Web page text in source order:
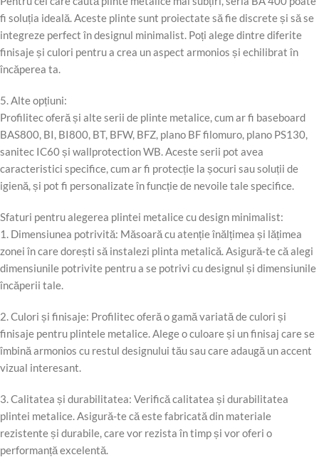
fi soluția ideală. Aceste plinte sunt proiectate să fie discrete și să se
integreze perfect în designul minimalist. Poți alege dintre diferite
finisaje și culori pentru a crea un aspect armonios și echilibrat în
încăperea ta.
5. Alte opțiuni:
Profilitec oferă și alte serii de plinte metalice, cum ar fi baseboard
BAS800, BI, BI800, BT, BFW, BFZ, plano BF filomuro, plano PS130,
sanitec IC60 și wallprotection WB. Aceste serii pot avea
caracteristici specifice, cum ar fi protecție la șocuri sau soluții de
igienă, și pot fi personalizate în funcție de nevoile tale specifice.
Sfaturi pentru alegerea plintei metalice cu design minimalist:
1. Dimensiunea potrivită: Măsoară cu atenție înălțimea și lățimea
zonei în care dorești să instalezi plinta metalică. Asigură-te că alegi
dimensiunile potrivite pentru a se potrivi cu designul și dimensiunile
încăperii tale.
2. Culori și finisaje: Profilitec oferă o gamă variată de culori și
finisaje pentru plintele metalice. Alege o culoare și un finisaj care se
îmbină armonios cu restul designului tău sau care adaugă un accent
vizual interesant.
3. Calitatea și durabilitatea: Verifică calitatea și durabilitatea
plintei metalice. Asigură-te că este fabricată din materiale
rezistente și durabile, care vor rezista în timp și vor oferi o
performanță excelentă.